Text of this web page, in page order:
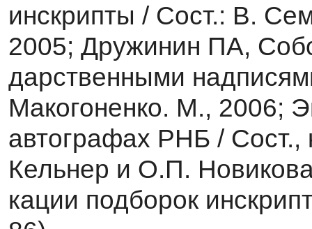
инскрипты / Сост.: В.
2005; Дружинин ПА,
дарственными
Макогоненко. М., 2006;
автографах РНБ / Сост.,
Кельнер и О.П.
кации подборок